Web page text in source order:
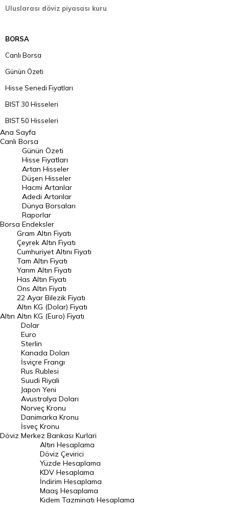
Uluslarası döviz piyasası kuru
BORSA
Canlı Borsa
Günün Özeti
Hisse Senedi Fiyatları
BIST 30 Hisseleri
BIST 50 Hisseleri
BIST 100 Hisseleri
En Çok Artan Hisseler
En Çok Düşen Hisseler
Hacmi Artanlar
Geçmiş Kapanışlar
Dünya Borsaları
Raporlar
Endeksler
DÖVİZ
Döviz Kuru
Dolar Kuru
Euro Kuru
Pound Kuru
Frank Kuru
Riyal Kuru
Avustralya Doları
Danimarka Kronu Kuru
Kanada Doları Kuru
Norveç Kronu Kuru
İsveç Kronu Kuru
Japon Yeni Kuru
Serbest Piyasa Döviz Kurları
Merkez Bankası Döviz Kurları
Ana Sayfa
Canlı Borsa
Borsa
Günün Özeti
Hisse Fiyatları
Artan Hisseler
Düşen Hisseler
Hacmi Artanlar
Adedi Artanlar
Dünya Borsaları
Raporlar
Endeksler
Altın
Gram Altın Fiyatı
Çeyrek Altın Fiyatı
Cumhuriyet Altını Fiyatı
Tam Altın Fiyatı
Yarım Altın Fiyatı
Has Altın Fiyatı
Ons Altın Fiyatı
22 Ayar Bilezik Fiyatı
Altın KG (Dolar) Fiyatı
Altın KG (Euro) Fiyatı
Döviz
Dolar
Euro
Sterlin
Kanada Doları
İsviçre Frangı
Rus Rublesi
Suudi Riyali
Japon Yeni
Avustralya Doları
Norveç Kronu
Danimarka Kronu
İsveç Kronu
Merkez Bankası Kurlari
Altın Hesaplama
Döviz Çevirici
Yüzde Hesaplama
KDV Hesaplama
İndirim Hesaplama
Maaş Hesaplama
Kıdem Tazminatı Hesaplama